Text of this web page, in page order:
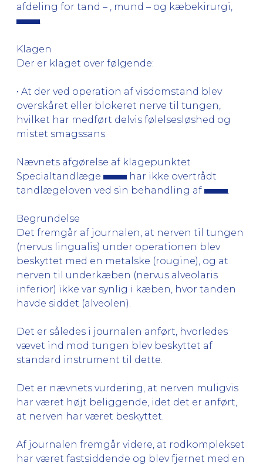
afdeling for tand – , mund – og kæbekirurgi,
Klagen
Der er klaget over følgende:
• At der ved operation af visdomstand blev
overskåret eller blokeret nerve til tungen,
hvilket har medført delvis følelsesløshed og
mistet smagssans.
Nævnets afgørelse af klagepunktet
Specialtandlæge
har ikke overtrådt
tandlægeloven ved sin behandling af
Begrundelse
Det fremgår af journalen, at nerven til tungen
(nervus lingualis) under operationen blev
beskyttet med en metalske (rougine), og at
nerven til underkæben (nervus alveolaris
inferior) ikke var synlig i kæben, hvor tanden
havde siddet (alveolen).
Det er således i journalen anført, hvorledes
vævet ind mod tungen blev beskyttet af
standard instrument til dette.
Det er nævnets vurdering, at nerven muligvis
har været højt beliggende, idet det er anført,
at nerven har været beskyttet.
Af journalen fremgår videre, at rodkomplekset
har været fastsiddende og blev fjernet med en